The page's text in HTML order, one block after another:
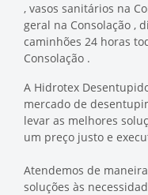
, vasos sanitários na
geral na Consolação ,
caminhões 24 horas
Consolação .
A Hidrotex
mercado de
levar as melhores
um preço justo e
Atendemos de
soluções às